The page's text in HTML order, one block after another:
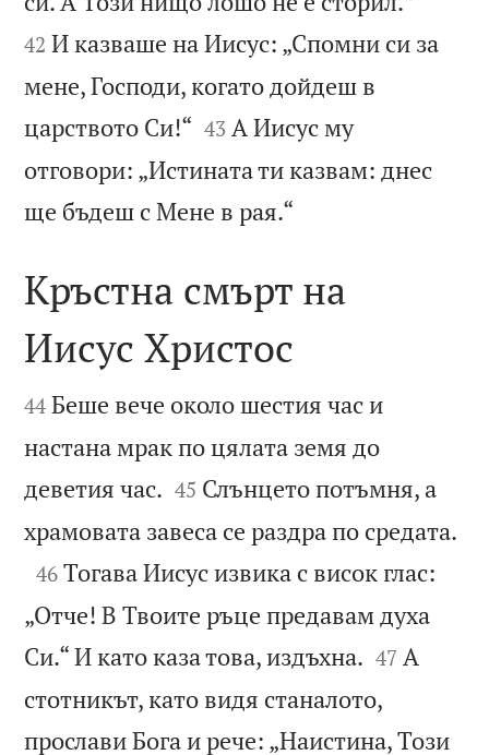
42 И казваше на Иисус: „Спомни си за
мене, Господи, когато дойдеш в
царството Си!“ 

43 А Иисус му
отговори: „Истината ти казвам: днес
ще бъдеш с Мене в рая.“

Кръстна смърт на
Иисус Христос

44 Беше вече около шестия час и
настана мрак по цялата земя до
деветия час. 

45 Слънцето потъмня, а
храмовата завеса се раздра по средата.

46 Тогава Иисус извика с висок глас:
„Отче! В Твоите ръце предавам духа
Си.“ И като каза това, издъхна. 

47 А
стотникът, като видя станалото,
прослави Бога и рече: „Наистина, Този